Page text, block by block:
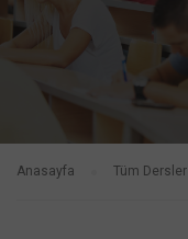
Anasayfa Tüm Dersler